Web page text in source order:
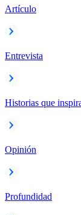
Artículo
Entrevista
Historias que
Opinión
Profundidad